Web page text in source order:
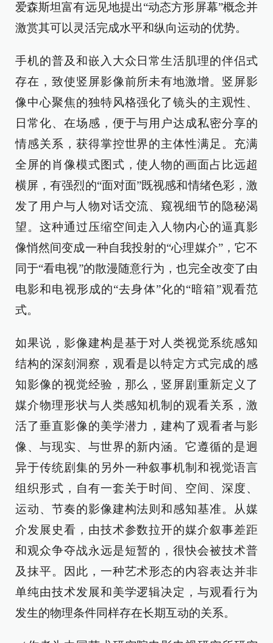
爱森斯坦富有远见地提出“动态方形屏幕”概念并
激赏其可以灵活完成水平和纵向运动的优势。
手机的普及和嵌入大众日常生活肌理的伴侣式
存在，致使竖屏影像前所未有地激增。竖屏影
像中心聚焦的独特风格强化了镜头的主观性、
日常化、在场感，便于与用户达成私密分享的
情感关系，获得掌控世界的主体性满足。充满
全屏的肖像模式图式，使人物的画面占比远超
横屏，有强烈的“面对面”既视感和情绪色彩，激
发了用户与人物对话交流、窥视细节的隐秘渴
望。这种通过压缩空间走入人物内心的逼真影
像悄然间变成一种自我投射的“心理媒介”，它不
同于“看电视”的散漫随意行为，也完全改变了由
电影和电视形成的“去身体”化的“暗箱”观看范
式。
如果说，影像建构是基于对人类视觉系统感知
结构的深刻洞察，观看是以特定方式完成的感
知影像的视觉经验，那么，竖屏剧重新定义了
媒介物理形状与人类感知机制的观看关系，激
活了垂直影像的美学潜力，建构了观看者与影
像、与现实、与世界的新内涵。它遵循的是迥
异于传统剧集的另外一种叙事机制和视觉语言
组织形式，自有一套关于时间、空间、深度、
运动、节奏的影像建构法则和感知基准。从媒
介发展史看，由技术参数拉开的媒介叙事差距
和观众争夺战永远是短暂的，很快会被技术普
及抹平。因此，一种艺术形态的内容表达并非
单纯由技术发展和美学逻辑决定，与观看行为
发生的物理条件同样存在长期互动的关系。